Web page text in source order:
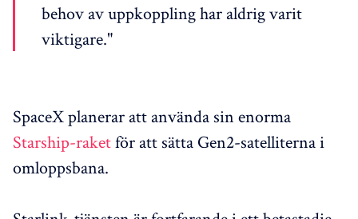
behov av uppkoppling har aldrig varit
viktigare."
SpaceX planerar att använda sin enorma
Starship-raketför att sätta Gen2-satelliterna i
omloppsbana.